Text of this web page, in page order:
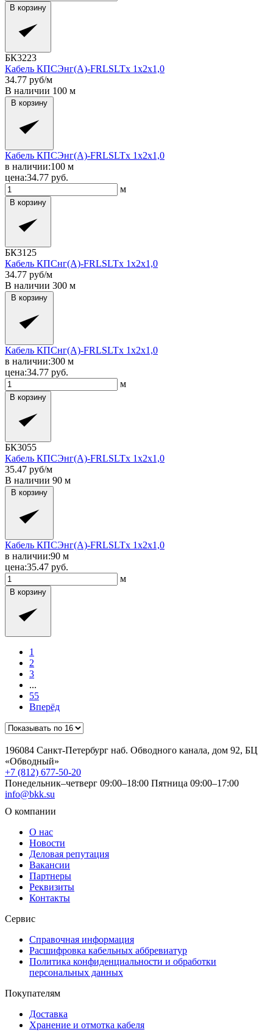
В корзину
БК3223
Кабель КПСЭнг(A)-FRLSLTx 1x2x1,0
34.77 руб/м
В наличии 100 м
В корзину
Кабель КПСЭнг(A)-FRLSLTx 1x2x1,0
в наличии:100 м
цена:34.77 руб.
м
В корзину
БК3125
Кабель КПСнг(A)-FRLSLTx 1x2x1,0
34.77 руб/м
В наличии 300 м
В корзину
Кабель КПСнг(A)-FRLSLTx 1x2x1,0
в наличии:300 м
цена:34.77 руб.
м
В корзину
БК3055
Кабель КПСЭнг(A)-FRLSLTx 1x2x1,0
35.47 руб/м
В наличии 90 м
В корзину
Кабель КПСЭнг(A)-FRLSLTx 1x2x1,0
в наличии:90 м
цена:35.47 руб.
м
В корзину
1
2
3
...
55
Вперёд
196084 Санкт-Петербург наб. Обводного канала, дом 92, БЦ
«Обводный»
+7 (812) 677-50-20
Понедельник–четверг 09:00–18:00 Пятница 09:00–17:00
info@bkk.su
О компании
О нас
Новости
Деловая репутация
Вакансии
Партнеры
Реквизиты
Контакты
Сервис
Справочная информация
Расшифровка кабельных аббревиатур
Политика конфиденциальности и обработки
персональных данных
Покупателям
Доставка
Хранение и отмотка кабеля